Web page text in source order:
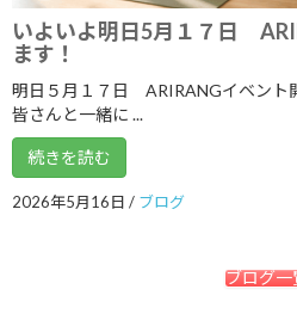
2018年7月
2018年5月
2018年4月
2018年3月
いよいよ明日5月１７日
ます！
明日５月１７日 ARIRANGイベント
皆さんと一緒に ...
続きを読む
2026年5月16日 / ブログ
ブログ一